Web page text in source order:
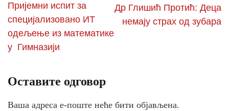
Пријемни испит за
специјализовано ИТ
одељење из математике
у Гимназији
Др Глишић Протић: Деца
немају страх од зубара
Оставите одговор
Ваша адреса е-поште неће бити објављена.